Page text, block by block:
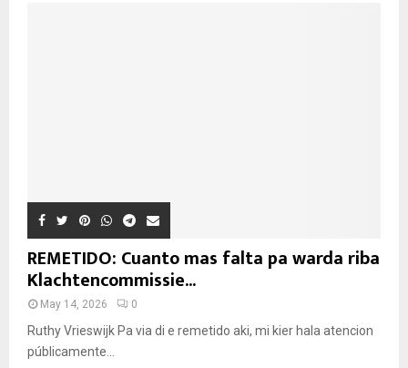
REMETIDO: Cuanto mas falta pa warda riba
Klachtencommissie...
May 14, 2026 0
Ruthy Vrieswijk Pa via di e remetido aki, mi kier hala atencion
públicamente...